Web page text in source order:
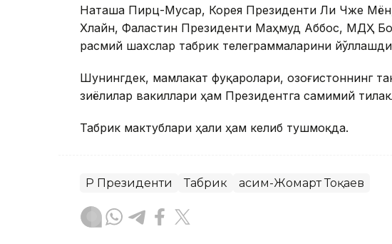
Наташа Пирц-Мусар, Корея Президенти Ли Чже
Хлайн, Фаластин Президенти Маҳмуд Аббос, МДҲ
расмий шахслар табрик телеграммаларини
Шунингдек, мамлакат фуқаролари, Қозоғистоннинг
зиёлилар вакиллари ҳам Президентга самимий
Табрик мактублари ҳали ҳам келиб тушмоқда.
ҚР Президенти Табрик Қасим-Жомарт Тоқаев